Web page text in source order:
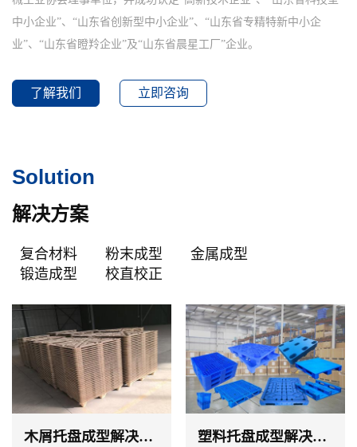
中小企业”、“山东省创新型中小企业”、“山东省专精特新中小企
业”、“山东省瞪羚企业”及“山东省晨星工厂”企业。
了解我们 立即咨询
Solution
解决方案
复合材料 粉末成型
金属成型
锻造成型
校直校正
木屑托盘成型解决方案 塑料托盘成型解决方案